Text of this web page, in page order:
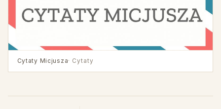
Cytaty Micjusza· Cytaty